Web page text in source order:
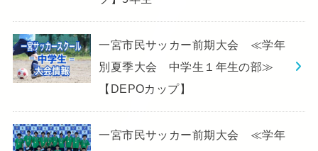
一宮市民サッカー前期大会 ≪学年
別夏季大会 中学生１年生の部≫
【DEPOカップ】
一宮市民サッカー前期大会 ≪学年